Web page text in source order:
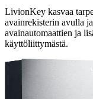
LivionKey kasvaa
avainrekisterin avulla
avainautomaattien ja
käyttöliittymästä.